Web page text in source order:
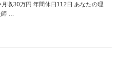
月収30万円 年間休日112日 あなたの理
…